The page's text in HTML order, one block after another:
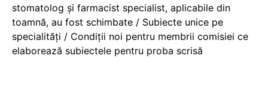
stomatolog și farmacist specialist, aplicabile din
toamnă, au fost schimbate / Subiecte unice pe
specialități / Condiții noi pentru membrii comisiei ce
elaborează subiectele pentru proba scrisă